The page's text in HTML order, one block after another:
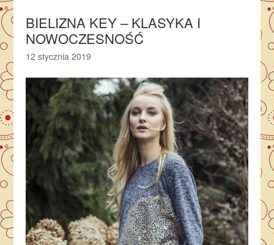
BIELIZNA KEY – KLASYKA I
NOWOCZESNOŚĆ
12 stycznia 2019